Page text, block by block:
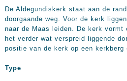
De Aldegundiskerk staat aan de
doorgaande weg. Voor de kerk
naar de Maas leiden. De kerk vormt
het verder wat verspreid liggende
positie van de kerk op een kerkberg
Type